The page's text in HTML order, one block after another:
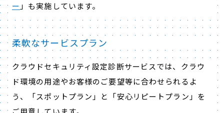
ー 」も実施しています。
柔軟なサービスプラン
クラウドセキュリティ設定診断サービスでは、クラウ
ド環境の用途やお客様のご要望等に合わせられるよ
う、「スポットプラン」と「安心リピートプラン」を